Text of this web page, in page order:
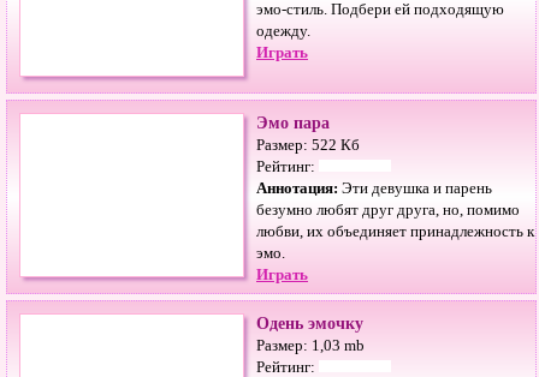
эмо-стиль. Подбери ей подходящую
одежду.
Играть
Эмо пара
Размер: 522 Кб
Рейтинг:
Аннотация: Эти девушка и парень
безумно любят друг друга, но, помимо
любви, их объединяет принадлежность к
эмо.
Играть
Одень эмочку
Размер: 1,03 mb
Рейтинг: